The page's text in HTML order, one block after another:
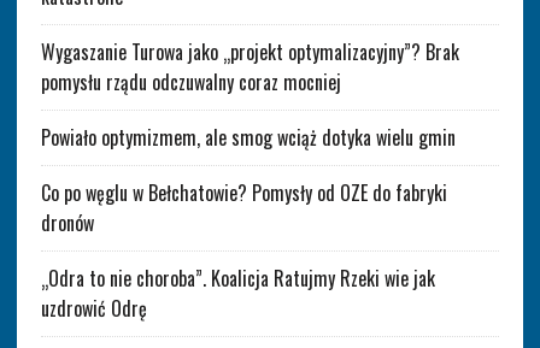
Wygaszanie Turowa jako „projekt optymalizacyjny”? Brak
pomysłu rządu odczuwalny coraz mocniej
Powiało optymizmem, ale smog wciąż dotyka wielu gmin
Co po węglu w Bełchatowie? Pomysły od OZE do fabryki
dronów
„Odra to nie choroba”. Koalicja Ratujmy Rzeki wie jak
uzdrowić Odrę